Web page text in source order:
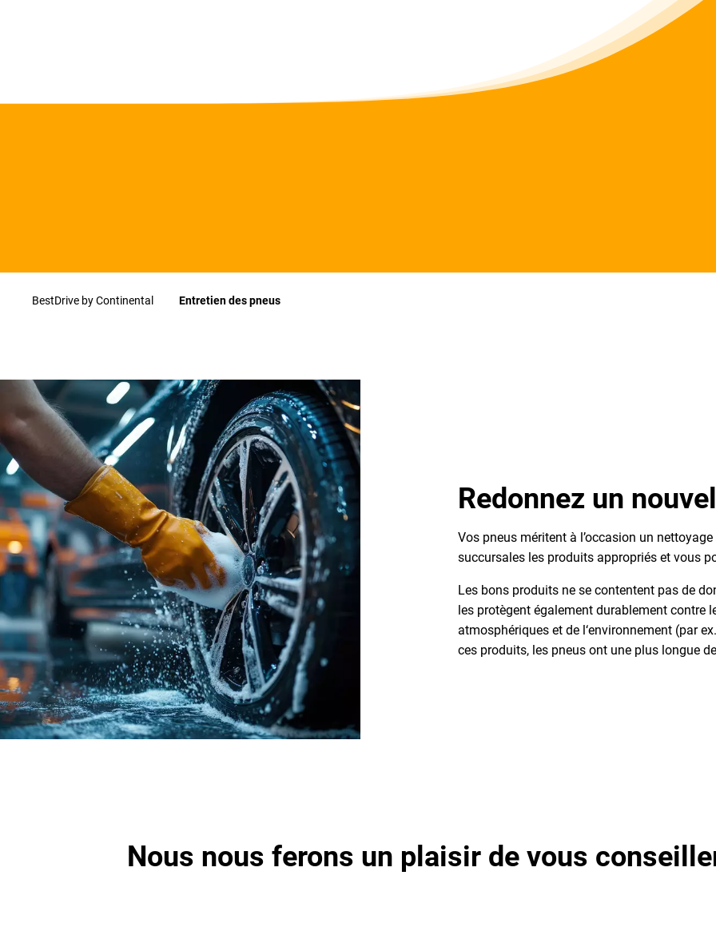
BestDrive by Continental Entretien des pneus
Redonnez un
Vos pneus méritent à l’occasion un
succursales les produits appropriés et vous
Les bons produits ne se contentent pas de
les protègent également durablement contre
atmosphériques et de l‘environnement (par
ces produits, les pneus ont une plus longue
Nous nous ferons un plaisir de vous